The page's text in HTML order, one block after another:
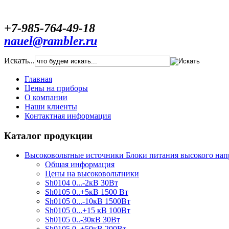
+7-985-764-49-18
nauel@rambler.ru
Искать...
Главная
Цены на приборы
О компании
Наши клиенты
Контактная информация
Каталог продукции
Высоковольтные источники Блоки питания высокого
Общая информация
Цены на высоковольтники
Sh0104 0...-2кВ 30Вт
Sh0105 0..+5кВ 1500 Вт
Sh0105 0...-10кВ 1500Вт
Sh0105 0...+15 кВ 100Вт
Sh0105 0..-30кВ 30Вт